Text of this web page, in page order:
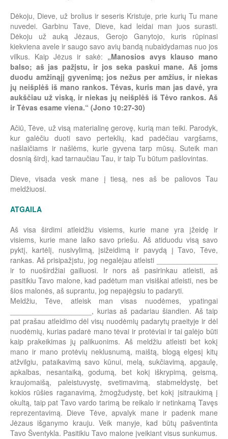
Dėkoju, Dieve, už brolius ir seseris Kristuje, prie kurių Tu mane
nuvedei. Garbinu Tave, Dieve, kad leidai man juos surasti.
Dėkoju už auką Jėzaus, Gerojo Ganytojo, kuris rūpinasi
kiekviena avele ir saugo savo avių bandą nubaidydamas nuo jos
vilkus. Kaip Jėzus ir sakė: „Manosios avys klauso mano
balso; aš jas pažįstu, ir jos seka paskui mane. Aš joms
duodu amžinąjį gyvenimą; jos nežus per amžius, ir niekas
jų neišplėš iš mano rankos. Tėvas, kuris man jas davė, yra
aukščiau už viską, ir niekas jų neišplėš iš Tėvo rankos. Aš
ir Tėvas esame viena.“ (Jono 10:27-30)
Ačiū, Tėve, už visą materialinę gerovę, kurią man teiki. Parodyk,
kur galėčiu duoti savo perteklių, kad padėčiau vargšams,
našlaičiams ir našlėms, kurie gyvena tarp mūsų. Suteik man
dosnią širdį, kad tarnaučiau Tau, ir taip Tu būtum pašlovintas.
Dieve, visada vesk mane į tiesą, nes aš be paliovos Tau
meldžiuosi.
ATGAILA
Aš visa širdimi atleidžiu visiems, kurie mane yra įžeidę ir
visiems, kurie mane laiko savo priešu. Aš atiduodu visą savo
pyktį, kartėlį, nusivylimą, įsižeidimą ir pavydą į Tavo, Tėve,
rankas. Aš prisipažįstu, jog negalėjau atleisti _______________
ir to nuoširdžiai gailiuosi. Ir nors aš pasirinkau atleisti, aš
pasitikiu Tavo malone, kad padėtum man visiškai atleisti, nes be
šios malonės, aš suprantu, jog nepajėgsiu to padaryti.
Meldžiu, Tėve, atleisk man visas nuodėmes, ypatingai
____________________, kurias aš padariau šiandien. Aš taip
pat prašau atleidimo dėl visų nuodėmių padarytų praeityje ir dėl
nuodėmių, kurias padarė mano tėvai ir protėviai ir tai galėjo būti
kaip prakeikimas jų palikuonims. Aš meldžiu atleisti bet kokį
mano ir mano protėvių neklusnumą, maištą, blogą elgesį kitų
atžvilgiu, pataikavimą savo kūnui, melą, sukčiavimą, apgaulę,
apkalbas, nesantaiką, godumą, bet kokį iškrypimą, geismą,
kraujomaišą, paleistuvystę, svetimavimą, stabmeldystę, bet
kokios rūšies raganavimą, žmogžudystę, bet kokį įsitraukimą į
okultą, taip pat Tavo vardo tarimą be reikalo ir netinkamą Tavęs
reprezentavimą. Dieve Tėve, apvalyk mane ir padenk mane
Jėzaus išganymo krauju. Veik manyje, kad būtų pašventinta
Tavo Šventykla. Pasitikiu Tavo malone įveikiant visus sunkumus.